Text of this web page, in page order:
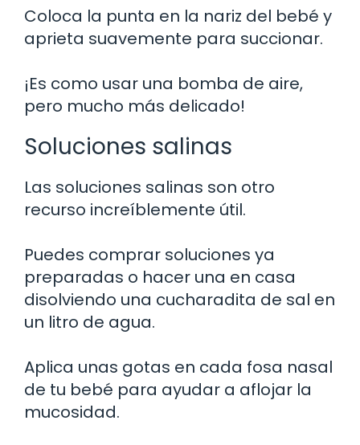
Coloca la punta en la nariz del bebé y
aprieta suavemente para succionar.
¡Es como usar una bomba de aire,
pero mucho más delicado!
Soluciones salinas
Las soluciones salinas son otro
recurso increíblemente útil.
Puedes comprar soluciones ya
preparadas o hacer una en casa
disolviendo una cucharadita de sal en
un litro de agua.
Aplica unas gotas en cada fosa nasal
de tu bebé para ayudar a aflojar la
mucosidad.